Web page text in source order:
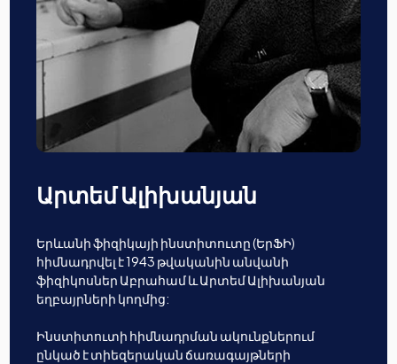
Արտեմ Ալիխանյան
Երևանի ֆիզիկայի ինստիտուտը (ԵրՖԻ)
հիմնադրվել է 1943 թվականին անվանի
ֆիզիկոսներ Աբրահամ և Արտեմ Ալիխանյան
եղբայրների կողմից:
Ինստիտուտի հիմնադրման ակունքներում
ընկած է տիեզերական ճառագայթների